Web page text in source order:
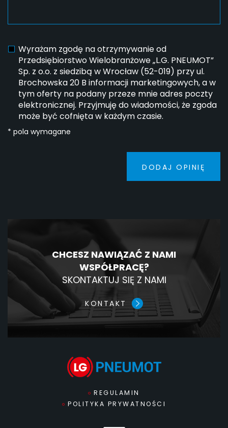
Wyrażam zgodę na otrzymywanie od
Przedsiębiorstwo Wielobranżowe „L.G. PNEUMOT”
Sp. z o.o. z siedzibą w Wrocław (52-019) przy ul.
Brochowska 20 B informacji marketingowych, a w
tym oferty na podany przeze mnie adres poczty
elektronicznej. Przyjmuję do wiadomości, że zgoda
może być cofnięta w każdym czasie.
* pola wymagane
DODAJ OPINIĘ
CHCESZ NAWIĄZAĆ Z NAMI
WSPÓŁPRACĘ?
SKONTAKTUJ SIĘ Z NAMI
KONTAKT
REGULAMIN
POLITYKA PRYWATNOŚCI